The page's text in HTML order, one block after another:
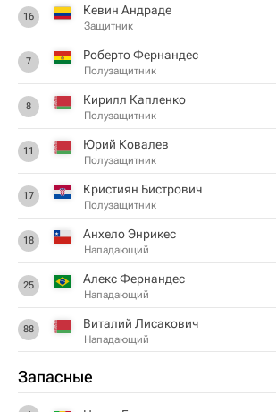
16 Кевин Андраде
Защитник
7 Роберто Фернандес
Полузащитник
8 Кирилл Капленко
Полузащитник
11 Юрий Ковалев
Полузащитник
17 Кристиян Бистрович
Полузащитник
18 Анхело Энрикес
Нападающий
25 Алекс Фернандес
Нападающий
88 Виталий Лисакович
Нападающий
Запасные